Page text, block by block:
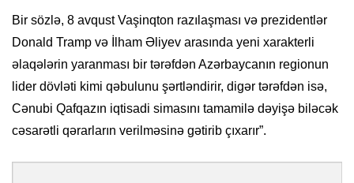
Bir sözlə, 8 avqust Vaşinqton razılaşması və prezidentlər
Donald Tramp və İlham Əliyev arasında yeni xarakterli
əlaqələrin yaranması bir tərəfdən Azərbaycanın regionun
lider dövləti kimi qəbulunu şərtləndirir, digər tərəfdən isə,
Cənubi Qafqazın iqtisadi simasını tamamilə dəyişə biləcək
cəsarətli qərarların verilməsinə gətirib çıxarır”.